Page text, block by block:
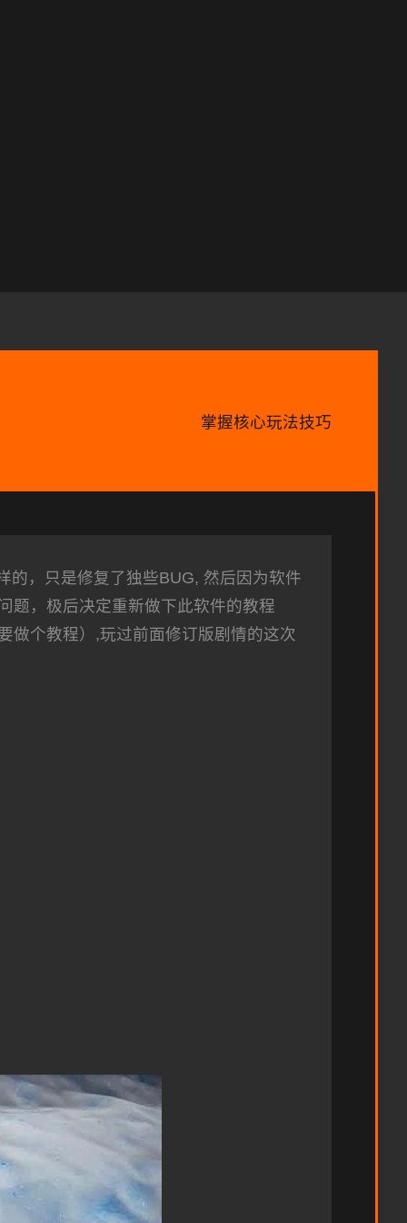
掌握核心玩法技巧
的，只是修复了独些BUG, 然后因为软件
题，极后决定重新做下此软件的教程
做个教程）,玩过前面修订版剧情的这次